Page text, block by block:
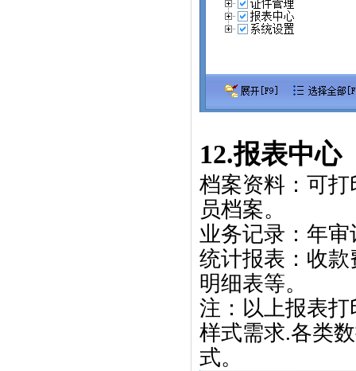
12.报表中心
档案资料：可
员档案。
业务记录：年
统计报表：收
明细表等。
注： 以上报表
样式需求.各类
式。